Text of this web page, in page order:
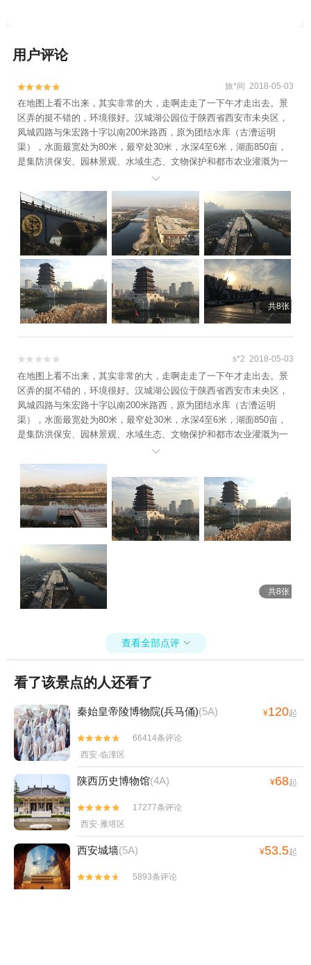
用户评论

 旅*间 2018-05-03
在地图上看不出来，其实非常的大，走啊走走了一下午才走出去。景
区弄的挺不错的，环境很好。汉城湖公园位于陕西省西安市未央区，
凤城四路与朱宏路十字以南200米路西，原为团结水库（古漕运明
渠），水面最宽处为80米，最窄处30米，水深4至6米，湖面850亩，
是集防洪保安、园林景观、水域生态、文物保护和都市农业灌溉为一

共8张

 s*2 2018-05-03
在地图上看不出来，其实非常的大，走啊走走了一下午才走出去。景
区弄的挺不错的，环境很好。汉城湖公园位于陕西省西安市未央区，
凤城四路与朱宏路十字以南200米路西，原为团结水库（古漕运明
渠），水面最宽处为80米，最窄处30米，水深4至6米，湖面850亩，
是集防洪保安、园林景观、水域生态、文物保护和都市农业灌溉为一

共8张
查看全部点评 
看了该景点的人还看了
秦始皇帝陵博物院(兵马俑)(5A) ¥120起


66414条评论
西安·临潼区
陕西历史博物馆(4A) ¥68起


17277条评论
西安·雁塔区
西安城墙(5A) ¥53.5起


5893条评论